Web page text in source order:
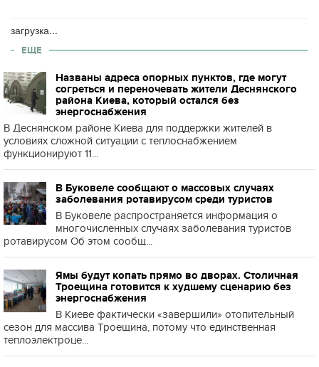
загрузка...
ЕЩЕ
Названы адреса опорных пунктов, где могут
согреться и переночевать жители Деснянского
района Киева, который остался без
энергоснабжения
В Деснянском районе Киева для поддержки жителей в
условиях сложной ситуации с теплоснабжением
функционируют 11...
В Буковеле сообщают о массовых случаях
заболевания ротавирусом среди туристов
В Буковеле распространяется информация о
многочисленных случаях заболевания туристов
ротавирусом Об этом сообщ...
Ямы будут копать прямо во дворах. Столичная
Троещина готовится к худшему сценарию без
энергоснабжения
В Киеве фактически «завершили» отопительный
сезон для массива Троещина, потому что единственная
теплоэлектроце...